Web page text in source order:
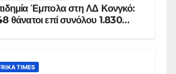
Έμπολα στη ΛΔ Κονγκό:
θάνατοι επί συνόλου 1.830
TIMES